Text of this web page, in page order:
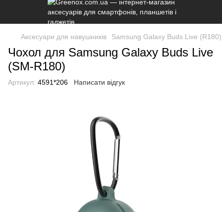
Аксесуари для навушників Samsung Galaxy Buds Live (R180)
Чохол для Samsung Galaxy Buds Live
(SM-R180)
Артикул: 4591*206 Написати відгук